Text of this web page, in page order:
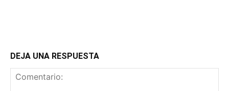
DEJA UNA RESPUESTA